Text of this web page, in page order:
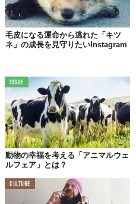
毛皮になる運命から逃れた「キツ
ネ」の成長を見守りたいInstagram
ISSUE
動物の幸福を考える「アニマルウェ
ルフェア」とは？
CULTURE